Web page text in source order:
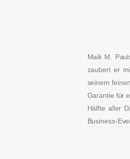
Maik M.
zaubert er
seinem
Garantie für
Hälfte aller
Business-